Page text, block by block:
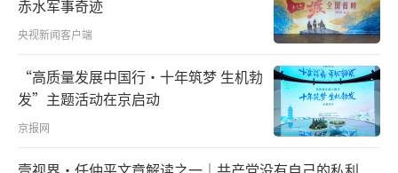
推进社区支持的居家养老，不断提升服务
水平。
今年，湖南持续打造“没有围墙”的养老
院，把更多“小而精”的养老服务中心开到社
区。目前，湖南社区居家养老服务中心数量超
赤水军事奇迹
央视新闻客户端
“高质量发展中国行·十年筑梦 生机勃
发”主题活动在京启动
京报网